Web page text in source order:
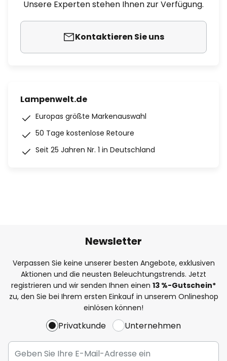
Unsere Experten stehen Ihnen zur Verfügung.
Kontaktieren Sie uns
Lampenwelt.de
Europas größte Markenauswahl
50 Tage kostenlose Retoure
Seit 25 Jahren Nr. 1 in Deutschland
Newsletter
Verpassen Sie keine unserer besten Angebote, exklusiven
Aktionen und die neusten Beleuchtungstrends. Jetzt
registrieren und wir senden Ihnen einen 13 %-Gutschein*
zu, den Sie bei Ihrem ersten Einkauf in unserem Onlineshop
einlösen können!
Privatkunde Unternehmen